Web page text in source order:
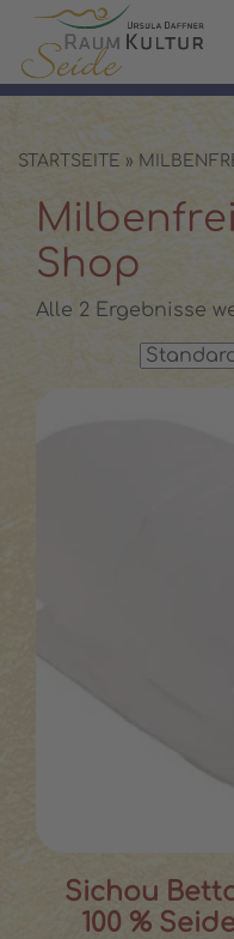
✓ 100 %
✓ Versand
✓ Persönliche
STARTSEITE »
Shop
Alle 2 Ergebnisse
Sichou
100 %